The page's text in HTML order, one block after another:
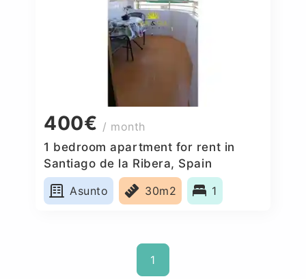
400€ / month
1 bedroom apartment for rent in
Santiago de la Ribera, Spain
Asunto
30m2 1
1